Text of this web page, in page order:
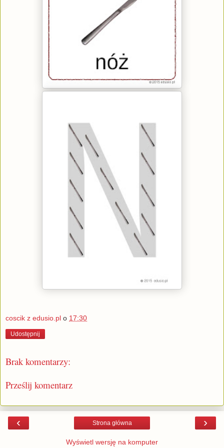
coscik z edusio.pl o 17:30
Udostępnij
Brak komentarzy:
Prześlij komentarz
‹ ›
Strona główna
Wyświetl wersję na komputer